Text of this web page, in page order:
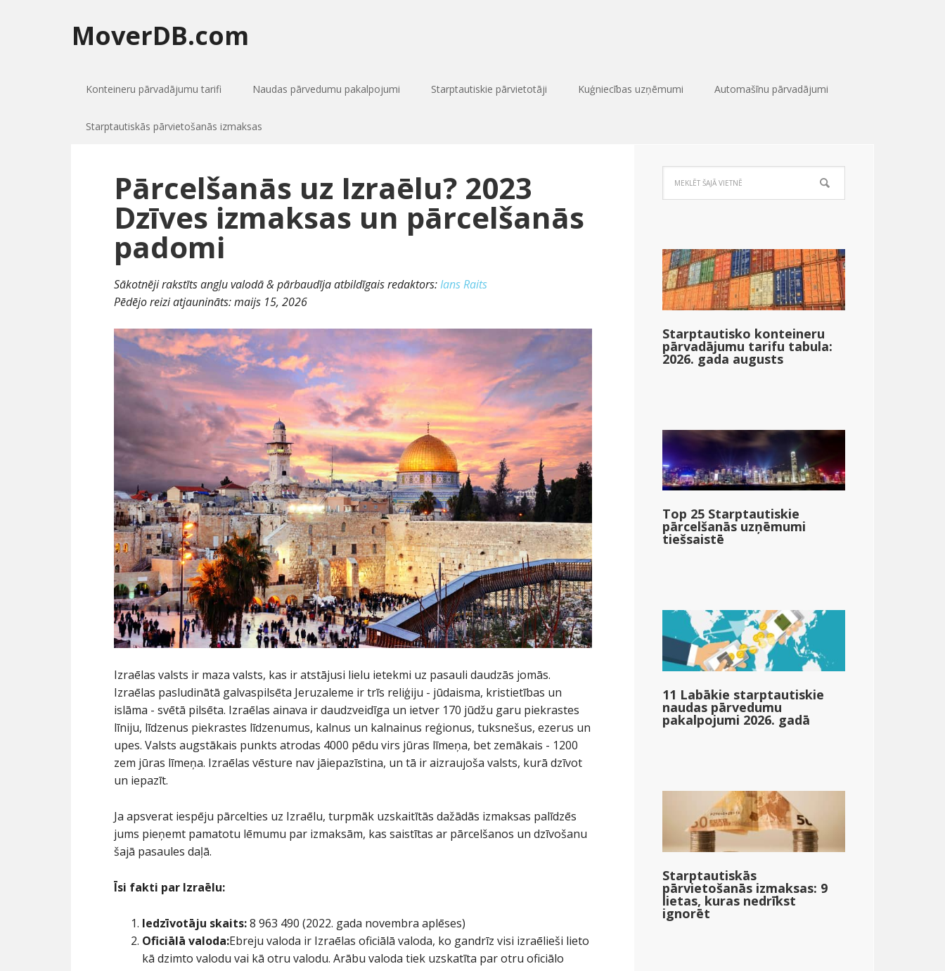
MoverDB.com
Konteineru pārvadājumu tarifi Naudas pārvedumu pakalpojumi Starptautiskie pārvietotāji Kuģniecības uzņēmumi Automašīnu pārvadājumi
Starptautiskās pārvietošanās izmaksas
Pārcelšanās uz Izraēlu? 2023
Dzīves izmaksas un pārcelšanās
padomi
Sākotnēji rakstīts angļu valodā & pārbaudīja atbildīgais redaktors:Ians Raits
Pēdējo reizi atjaunināts:maijs 15, 2026
Izraēlas valsts ir maza valsts, kas ir atstājusi lielu ietekmi uz pasauli daudzās jomās.
Izraēlas pasludinātā galvaspilsēta Jeruzaleme ir trīs reliģiju - jūdaisma, kristietības un
islāma - svētā pilsēta. Izraēlas ainava ir daudzveidīga un ietver 170 jūdžu garu piekrastes
līniju, līdzenus piekrastes līdzenumus, kalnus un kalnainus reģionus, tuksnešus, ezerus un
upes. Valsts augstākais punkts atrodas 4000 pēdu virs jūras līmeņa, bet zemākais - 1200
zem jūras līmeņa. Izraēlas vēsture nav jāiepazīstina, un tā ir aizraujoša valsts, kurā dzīvot
un iepazīt.
Ja apsverat iespēju pārcelties uz Izraēlu, turpmāk uzskaitītās dažādās izmaksas palīdzēs
jums pieņemt pamatotu lēmumu par izmaksām, kas saistītas ar pārcelšanos un dzīvošanu
šajā pasaules daļā.
Īsi fakti par Izraēlu:
Iedzīvotāju skaits:8 963 490 (2022. gada novembra aplēses)
Oficiālā valoda:Ebreju valoda ir Izraēlas oficiālā valoda, ko gandrīz visi izraēlieši lieto
kā dzimto valodu vai kā otru valodu. Arābu valoda tiek uzskatīta par otru oficiālo
Starptautisko konteineru
pārvadājumu tarifu tabula:
2026. gada augusts
Top 25 Starptautiskie
pārcelšanās uzņēmumi
tiešsaistē
11 Labākie starptautiskie
naudas pārvedumu
pakalpojumi 2026. gadā
Starptautiskās
pārvietošanās izmaksas: 9
lietas, kuras nedrīkst
ignorēt